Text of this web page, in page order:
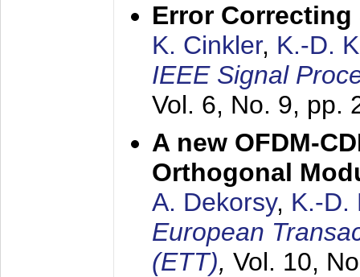
Error
K. Cinkler, K.-D.
IEEE Signal
Vol. 6, No. 9, pp.
A new OFDM-
Orthogonal
A. Dekorsy, K.-D.
European
(ETT), Vol. 10,